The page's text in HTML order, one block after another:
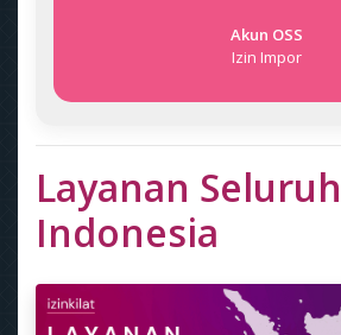
Akun OSS
Izin Impor
Layanan Seluruh
Indonesia